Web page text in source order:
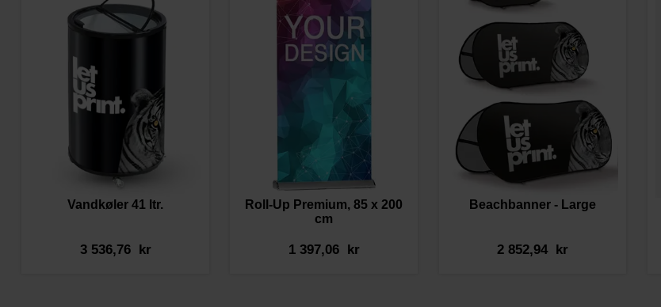
Vandkøler 41 ltr.
3 536,76 kr
Roll-Up Premium, 85 x 200
cm
1 397,06 kr
Beachbanner - Large
2 852,94 kr